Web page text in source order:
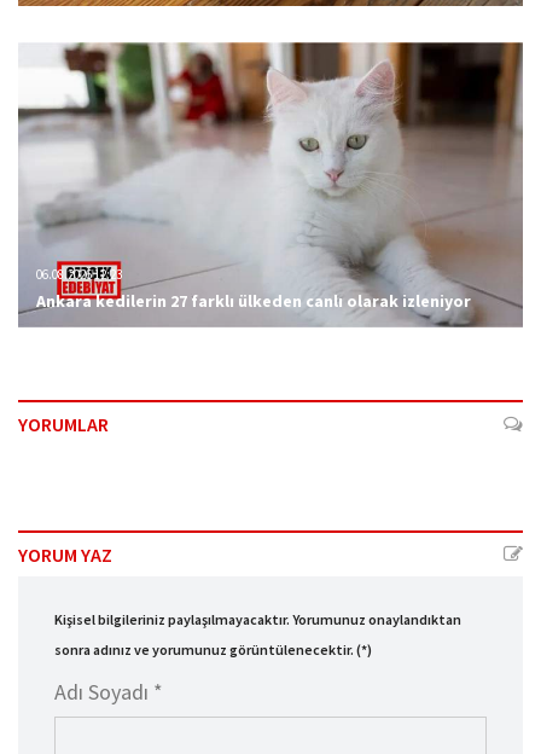
06.08.2026 12:23
Ankara kedilerin 27 farklı ülkeden canlı olarak izleniyor
YORUMLAR
YORUM YAZ
Kişisel bilgileriniz paylaşılmayacaktır. Yorumunuz onaylandıktan
sonra adınız ve yorumunuz görüntülenecektir. (*)
Adı Soyadı *